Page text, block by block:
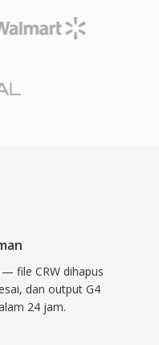
file CRW dihapus
dan output G4
24 jam.